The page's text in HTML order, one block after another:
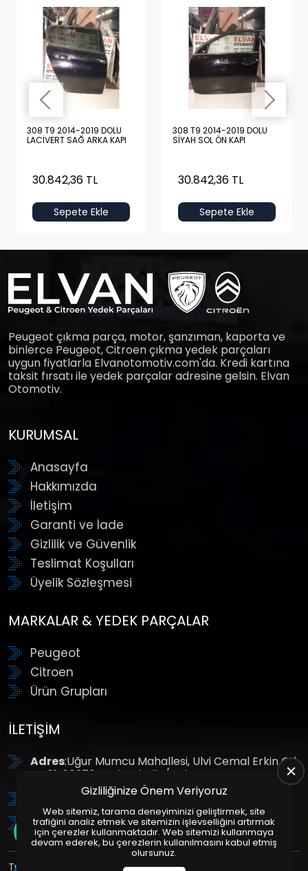
308 T9 2014-2019 DOLU
LACİVERT SAĞ ARKA KAPI
30.842,36 TL
Sepete Ekle
308 T9 2014-2019 DOLU
SİYAH SOL ÖN KAPI
30.842,36 TL
Sepete Ekle
Peugeot çıkma parça, motor, şanzıman, kaporta ve
binlerce Peugeot, Citroen çıkma yedek parçaları
uygun fiyatlarla Elvanotomotiv.com'da. Kredi kartına
taksit fırsatı ile yedek parçalar adresine gelsin. Elvan
Otomotiv.
KURUMSAL
Anasayfa
Hakkımızda
İletişim
Garanti ve İade
Gizlilik ve Güvenlik
Teslimat Koşulları
Üyelik Sözleşmesi
MARKALAR & YEDEK PARÇALAR
Peugeot
Citroen
Ürün Grupları
İLETIŞIM
Adres:Uğur Mumcu Mahallesi, Ulvi Cemal Erkin Cd.
No:61, 06370 Yenimahalle/Ankara
: +90 (312) 354 8888
GSM: +90 (532) 343 4085
Tüm Hakları Saklıdır. | Bu site Us Yazılım
Gizliliğinize Önem Veriyoruz
Web sitemiz, tarama deneyiminizi geliştirmek, site
trafiğini analiz etmek ve sitemizin işlevselliğini artırmak
için çerezler kullanmaktadır. Web sitemizi kullanmaya
devam ederek, bu çerezlerin kullanılmasını kabul etmiş
olursunuz.